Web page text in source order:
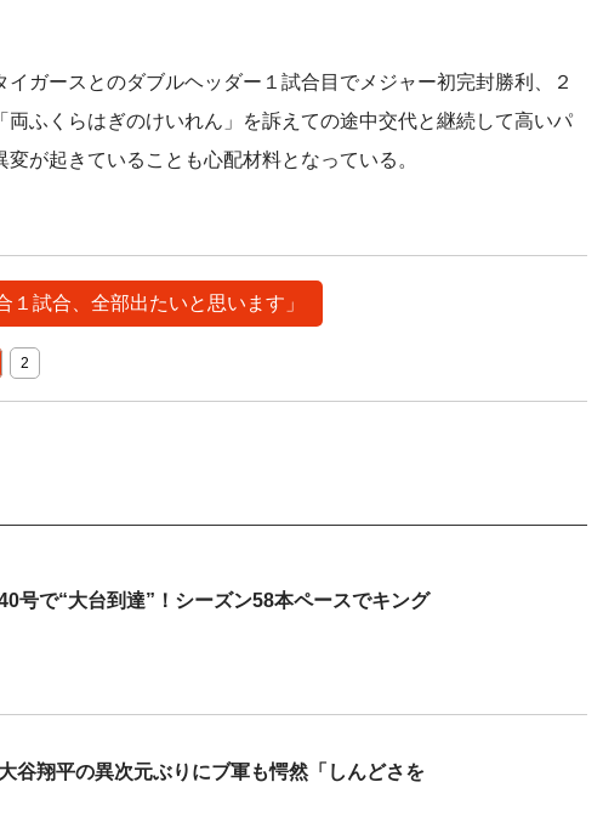
ガースとのダブルヘッダー１試合目でメジャー初完封勝利、２
ふくらはぎのけいれん」を訴えての途中交代と継続して高いパ
が起きていることも心配材料となっている。
試合、全部出たいと思います」
2
号で“大台到達”！シーズン58本ペースでキング
谷翔平の異次元ぶりにブ軍も愕然「しんどさを